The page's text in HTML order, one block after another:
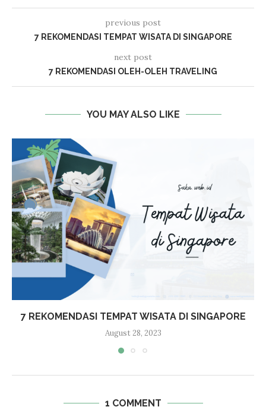
previous post
7 REKOMENDASI TEMPAT WISATA DI SINGAPORE
next post
7 REKOMENDASI OLEH-OLEH TRAVELING
YOU MAY ALSO LIKE
7 REKOMENDASI TEMPAT WISATA DI SINGAPORE
August 28, 2023
1 COMMENT